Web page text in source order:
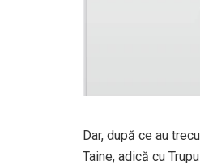
Dar, după ce au
Taine, adică cu